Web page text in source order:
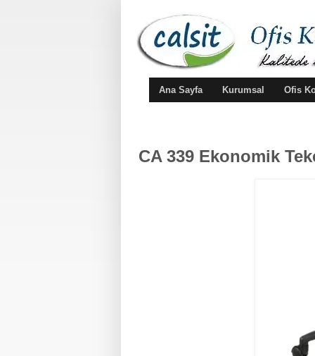
Ana Sayfa Kurumsal Ofis
CA 339 Ekonomik